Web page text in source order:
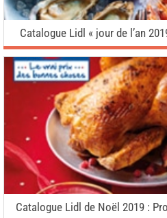
Catalogue Lidl « jour de l’an
Catalogue Lidl de Noël 2019 :